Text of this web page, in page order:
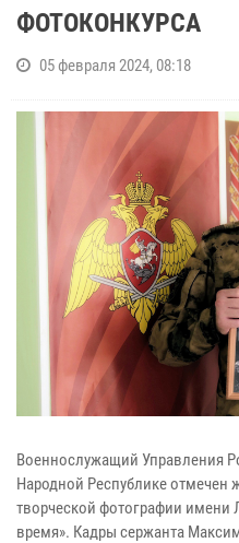
ФОТОКОНКУРСА
05 февраля 2024, 08:18
Военнослужащий Управления
Народной Республике отмечен
творческой фотографии имени
время». Кадры сержанта